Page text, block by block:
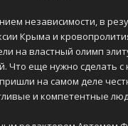
независимости, в
Крыма и
на властный олимп
Что еще нужно сделать
на самом деле
и компетентные